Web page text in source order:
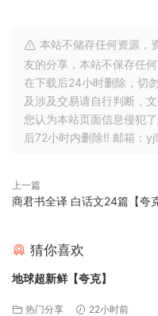
本站不储存任何资源，
友的分享，本站不保存任
在下载后24小时删除，切
及涉及交易请自行判断，
您认为本站页面信息侵犯
后72小时内删除!! 邮箱：
上一篇
商君书全译 白话文24篇【夸克
猜你喜欢
地球超新鲜【夸克】
热门分享 22小时前